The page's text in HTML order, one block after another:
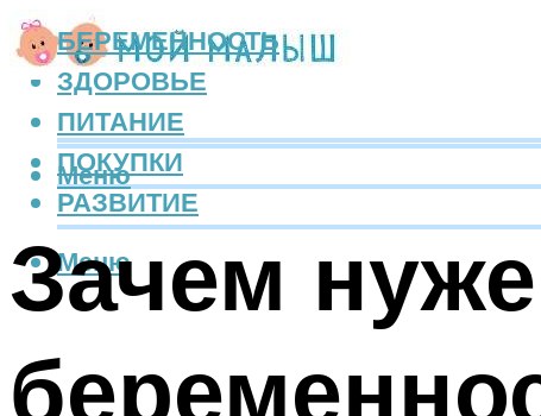
БЕРЕМЕННОСТЬ
ЗДОРОВЬЕ
ПИТАНИЕ
ПОКУПКИ
РАЗВИТИЕ
Меню
Меню
Зачем